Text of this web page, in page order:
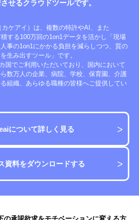
せるクラウドツールです。
ケアイ）は、複数の特許やAI、また
する100万回の1on1データを活かし「現場
事の1on1にかかる負担を減らしつつ、質の
生み出すツール」です。
国でご利用いただいており、国内において
数万人の企業、病院、学校、保育園、介護
組織、あらゆる職種の皆様へご提供してい
について詳しく見る
資料をダウンロードする